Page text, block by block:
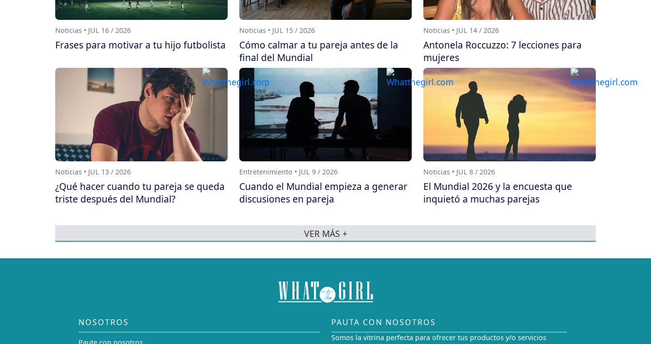
Noticias • JUL 16 / 2026
Frases para motivar a tu hijo futbolista
Noticias • JUL 15 / 2026
Cómo calmar a tu pareja antes de la
final del Mundial
Noticias • JUL 14 / 2026
Antonela Roccuzzo: 7 lecciones para
mujeres
Noticias • JUL 13 / 2026
¿Qué hacer cuando tu pareja se queda
triste después del Mundial?
Entretenimiento • JUL 9 / 2026
Cuando el Mundial empieza a generar
discusiones en pareja
Noticias • JUL 8 / 2026
El Mundial 2026 y la encuesta que
inquietó a muchas parejas
VER MÁS +
NOSOTROS PAUTA CON NOSOTROS
Somos la vitrina perfecta para ofrecer tus productos y/o servicios